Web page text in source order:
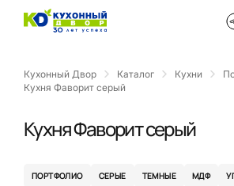
Кухонный Двор Каталог Кухни
Кухня Фаворит серый
Кухня Фаворит серый
ПОРТФОЛИО СЕРЫЕ ТЕМНЫЕ МДФ